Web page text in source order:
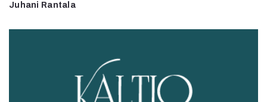
Juhani Rantala